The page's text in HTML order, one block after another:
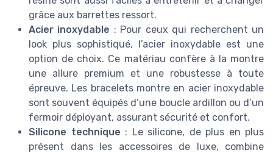
grâce aux barrettes ressort.
Acier inoxydable : Pour ceux qui recherchent un
look plus sophistiqué, l’acier inoxydable est une
option de choix. Ce matériau confère à la montre
une allure premium et une robustesse à toute
épreuve. Les bracelets montre en acier inoxydable
sont souvent équipés d’une boucle ardillon ou d’un
fermoir déployant, assurant sécurité et confort.
Silicone technique : Le silicone, de plus en plus
présent dans les accessoires de luxe, combine